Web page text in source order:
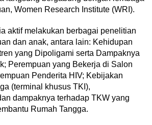
Women Research Institute (WRI).
aktif melakukan berbagai penelitian
dan anak, antara lain: Kehidupan
yang Dipoligami serta Dampaknya
Perempuan yang Bekerja di Salon
Penderita HIV; Kebijakan
(terminal khusus TKI),
dampaknya terhadap TKW yang
Rumah Tangga.